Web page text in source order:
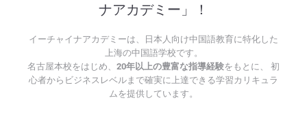
ナアカデミー」！
イーチャイナアカデミーは、日本人向け中国語教育に特化した
上海の中国語学校です。
名古屋本校をはじめ、 20年以上の豊富な指導経験をもとに、 初
心者からビジネスレベルまで確実に上達できる学習カリキュラ
ムを提供しています。